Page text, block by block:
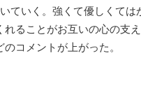
ていく。強くて優しくては
ることがお互いの心の支
コメントが上がった。